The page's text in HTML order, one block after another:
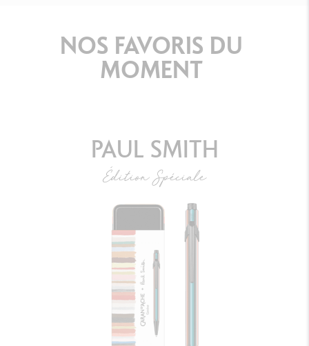
NOS FAVORIS DU
MOMENT
PAUL SMITH
Édition Spéciale
STYLO BILLE 849™ PAUL SMITH GRIS
ARGENTÉ